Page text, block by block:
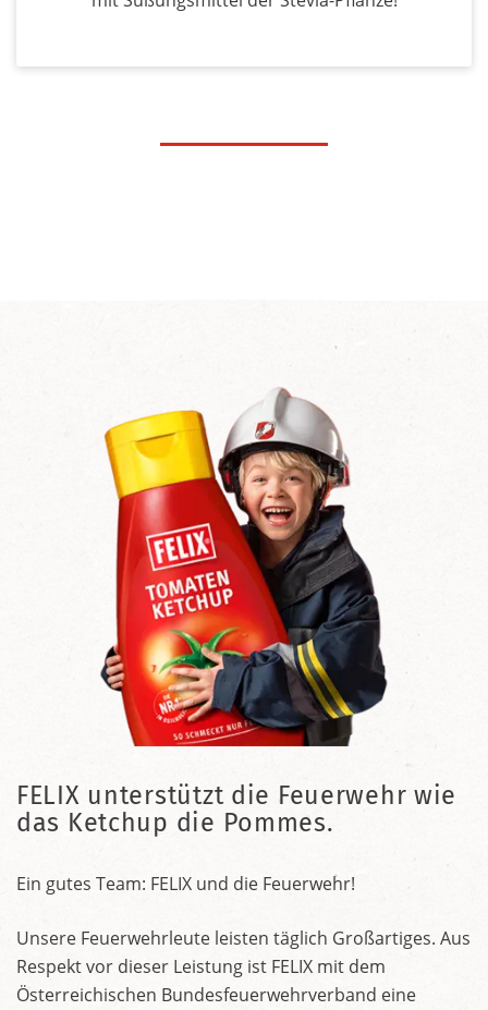
FELIX unterstützt die Feuerwehr wie
das Ketchup die Pommes.
Ein gutes Team: FELIX und die Feuerwehr!
Unsere Feuerwehrleute leisten täglich Großartiges. Aus
Respekt vor dieser Leistung ist FELIX mit dem
Österreichischen Bundesfeuerwehrverband eine